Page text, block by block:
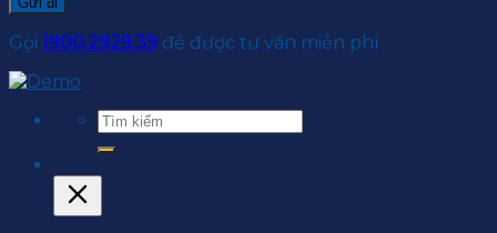
Gọi 1900.2929.39 để được tư vấn miễn phí